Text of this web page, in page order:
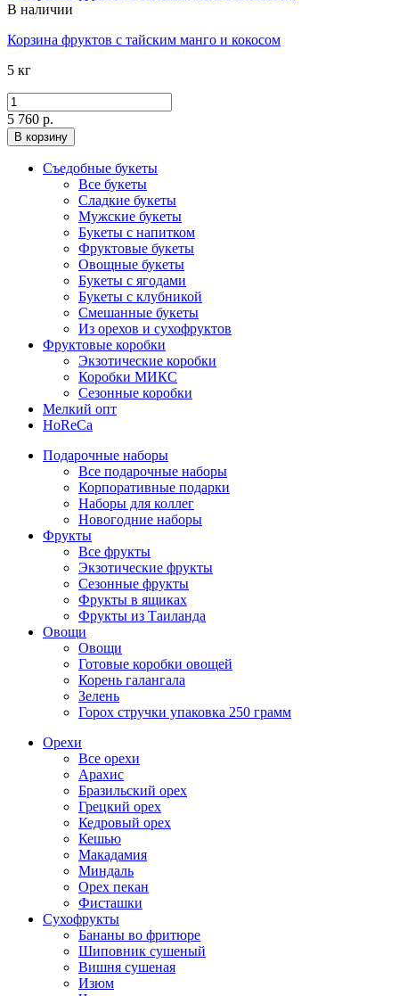
В наличии
Корзина фруктов с тайским манго и кокосом
5 кг
5 760 р.
В корзину
Съедобные букеты
Все букеты
Сладкие букеты
Мужские букеты
Букеты с напитком
Фруктовые букеты
Овощные букеты
Букеты с ягодами
Букеты с клубникой
Смешанные букеты
Из орехов и сухофруктов
Фруктовые коробки
Экзотические коробки
Коробки МИКС
Сезонные коробки
Мелкий опт
HoReCa
Подарочные наборы
Все подарочные наборы
Корпоративные подарки
Наборы для коллег
Новогодние наборы
Фрукты
Все фрукты
Экзотические фрукты
Сезонные фрукты
Фрукты в ящиках
Фрукты из Таиланда
Овощи
Овощи
Готовые коробки овощей
Корень галангала
Зелень
Горох стручки упаковка 250 грамм
Орехи
Все орехи
Арахис
Бразильский орех
Грецкий орех
Кедровый орех
Кешью
Макадамия
Миндаль
Орех пекан
Фисташки
Сухофрукты
Бананы во фритюре
Шиповник сушеный
Вишня сушеная
Изюм